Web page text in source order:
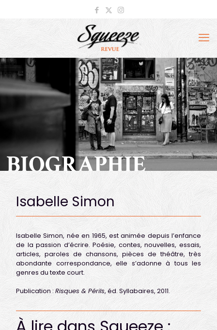
BIOGRAPHIE
Isabelle Simon
Isabelle Simon, née en 1965, est animée depuis l’enfance
de la passion d’écrire. Poésie, contes, nouvelles, essais,
articles, paroles de chansons, pièces de théâtre, très
abondante correspondance, elle s’adonne à tous les
genres du texte court.
Publication : Risques & Périls, éd. Syllabaires, 2011.